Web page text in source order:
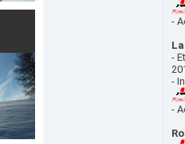
-
-
-
-